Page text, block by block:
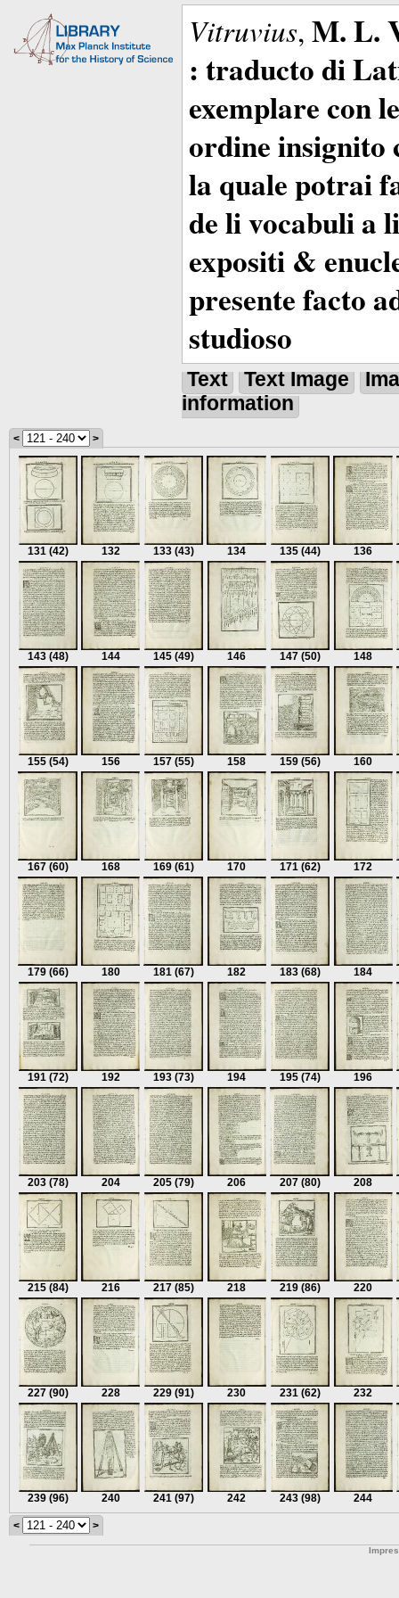
Vitruvius, M. L.
: traducto di
exemplare con
ordine insignito
la quale potrai
de li vocabuli a
expositi &
presente facto
studioso
Text Text Image
information
< >
131 (42) 132 133 (43) 134 135 (44) 136
143 (48) 144 145 (49) 146 147 (50) 148
155 (54) 156 157 (55) 158 159 (56) 160
167 (60) 168 169 (61) 170 171 (62) 172
179 (66) 180 181 (67) 182 183 (68) 184
191 (72) 192 193 (73) 194 195 (74) 196
203 (78) 204 205 (79) 206 207 (80) 208
215 (84) 216 217 (85) 218 219 (86) 220
227 (90) 228 229 (91) 230 231 (62) 232
239 (96) 240 241 (97) 242 243 (98) 244
< >